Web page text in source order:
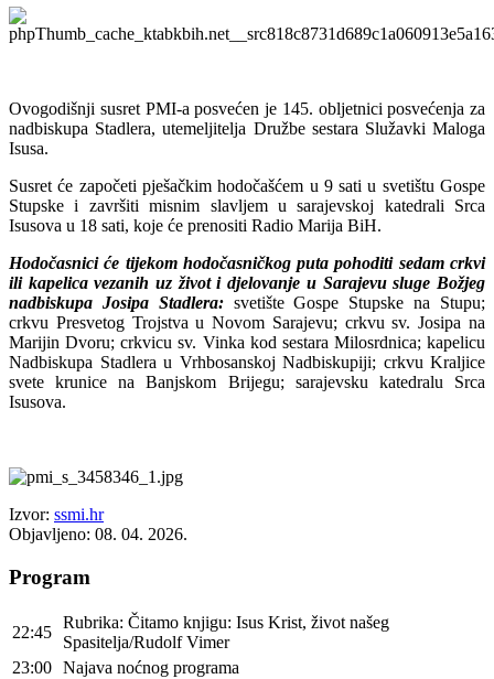
Ovogodišnji susret PMI-a posvećen je 145. obljetnici posvećenja za
nadbiskupa Stadlera, utemeljitelja Družbe sestara Služavki Maloga
Isusa.
Susret će započeti pješačkim hodočašćem u 9 sati u svetištu Gospe
Stupske i završiti misnim slavljem u sarajevskoj katedrali Srca
Isusova u 18 sati, koje će prenositi Radio Marija BiH.
Hodočasnici će tijekom hodočasničkog puta pohoditi sedam crkvi
ili kapelica vezanih uz život i djelovanje u Sarajevu sluge Božjeg
nadbiskupa Josipa Stadlera: svetište Gospe Stupske na Stupu;
crkvu Presvetog Trojstva u Novom Sarajevu; crkvu sv. Josipa na
Marijin Dvoru; crkvicu sv. Vinka kod sestara Milosrdnica; kapelicu
Nadbiskupa Stadlera u Vrhbosanskoj Nadbiskupiji; crkvu Kraljice
svete krunice na Banjskom Brijegu; sarajevsku katedralu Srca
Isusova.
Izvor: ssmi.hr
Objavljeno: 08. 04. 2026.
Program
22:45
Rubrika: Čitamo knjigu: Isus Krist, život našeg
Spasitelja/Rudolf Vimer
23:00 Najava noćnog programa